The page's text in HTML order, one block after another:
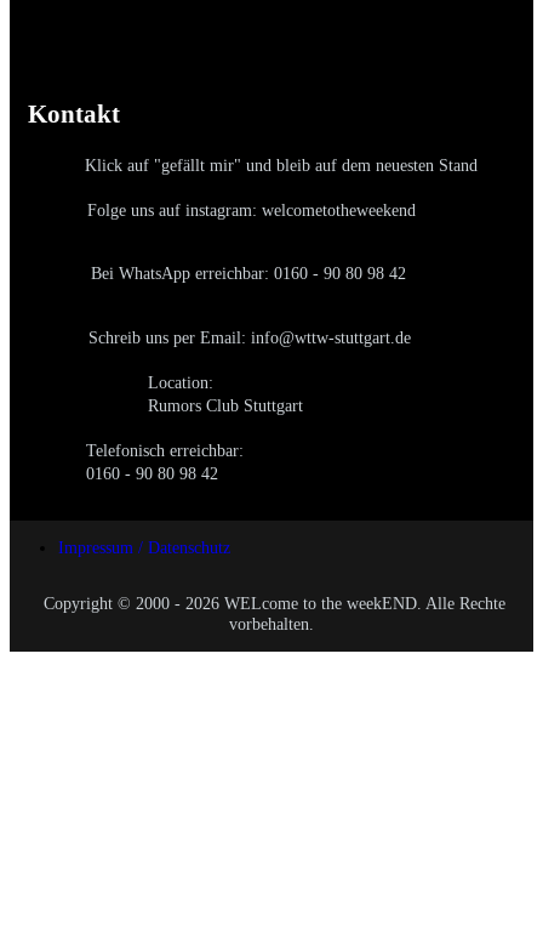
Kontakt
Klick auf "gefällt mir" und bleib auf dem neuesten Stand
Folge uns auf instagram: welcometotheweekend
Bei WhatsApp erreichbar: 0160 - 90 80 98 42
Schreib uns per Email: info@wttw-stuttgart.de
Location:
Rumors Club Stuttgart
Telefonisch erreichbar:
0160 - 90 80 98 42
Impressum / Datenschutz
Copyright © 2000 - 2026 WELcome to the weekEND. Alle Rechte
vorbehalten.